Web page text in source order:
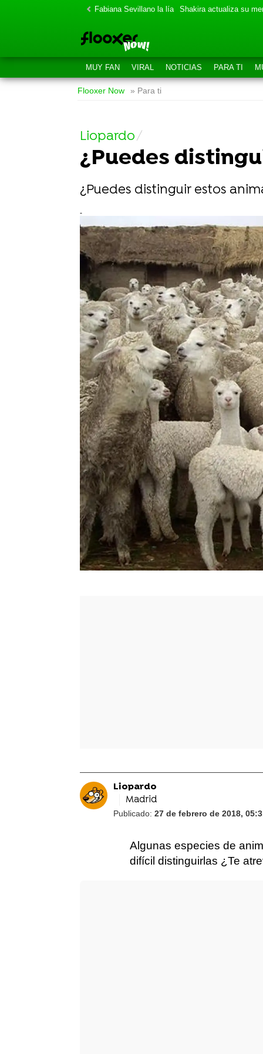
Fabiana Sevillano la lía Shakira actualiza su
MUY FAN VIRAL NOTICIAS PARA TI
Flooxer Now » Para ti
Liopardo
¿Puedes
¿Puedes distinguir estos
-
Liopardo
Madrid
Publicado: 27 de febrero de 2018,
Algunas especies de
difícil distinguirlas ¿Te